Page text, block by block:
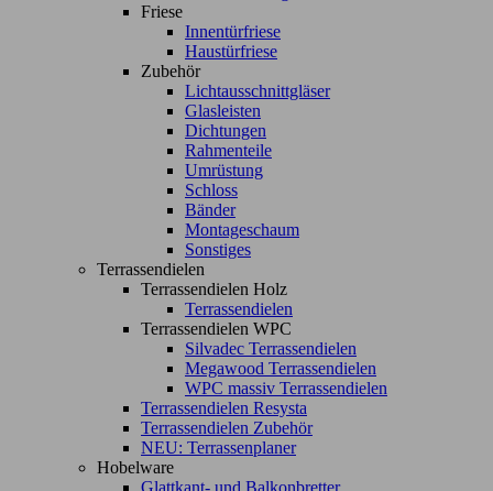
Friese
Innentürfriese
Haustürfriese
Zubehör
Lichtausschnittgläser
Glasleisten
Dichtungen
Rahmenteile
Umrüstung
Schloss
Bänder
Montageschaum
Sonstiges
Terrassendielen
Terrassendielen Holz
Terrassendielen
Terrassendielen WPC
Silvadec Terrassendielen
Megawood Terrassendielen
WPC massiv Terrassendielen
Terrassendielen Resysta
Terrassendielen Zubehör
NEU: Terrassenplaner
Hobelware